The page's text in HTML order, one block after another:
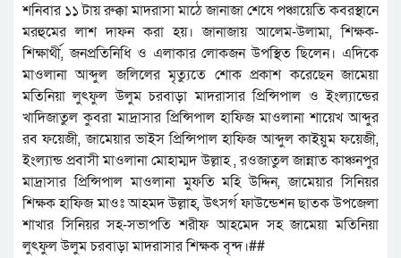
শনিবার ১১ টায় রুক্কা মাদরাসা মাঠে জানাজা শেষে পঞ্চায়েতি কবরস্থানে
মরহুমের লাশ দাফন করা হয়। জানাজায় আলেম-উলামা, শিক্ষক-
শিক্ষার্থী, জনপ্রতিনিধি ও এলাকার লোকজন উপস্থিত ছিলেন। এদিকে
মাওলানা আব্দুল জলিলের মৃত্যুতে শোক প্রকাশ করেছেন জামেয়া
মতিনিয়া লুৎফুল উলুম চরবাড়া মাদরাসার প্রিন্সিপাল ও ইংল্যান্ডের
খাদিজাতুল কুবরা মাদ্রাসার প্রিন্সিপাল হাফিজ মাওলানা শায়েখ আব্দুর
রব ফয়েজী, জামেয়ার ভাইস প্রিন্সিপাল হাফিজ আব্দুল কাইয়ুম ফয়েজী,
ইংল্যান্ড প্রবাসী মাওলানা মোহাম্মদ উল্লাহ , রওজাতুল জান্নাত কাঞ্চনপুর
মাদ্রাসার প্রিন্সিপাল মাওলানা মুফতি মহি উদ্দিন, জামেয়ার সিনিয়র
শিক্ষক হাফিজ মাওঃ আহমদ উল্লাহ, উৎসর্গ ফাউন্ডেশন ছাতক উপজেলা
শাখার সিনিয়র সহ-সভাপতি শরীফ আহমেদ সহ জামেয়া মতিনিয়া
লুৎফুল উলুম চরবাড়া মাদরাসার শিক্ষক বৃন্দ।##